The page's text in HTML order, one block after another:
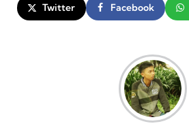
Twitter Facebook